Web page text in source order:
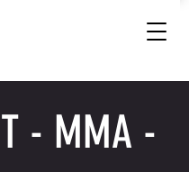
- MMA -